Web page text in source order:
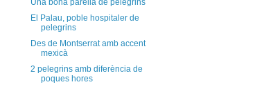
Una bona parella de pelegrins
El Palau, poble hospitaler de
pelegrins
Des de Montserrat amb accent
mexicà
2 pelegrins amb diferència de
poques hores